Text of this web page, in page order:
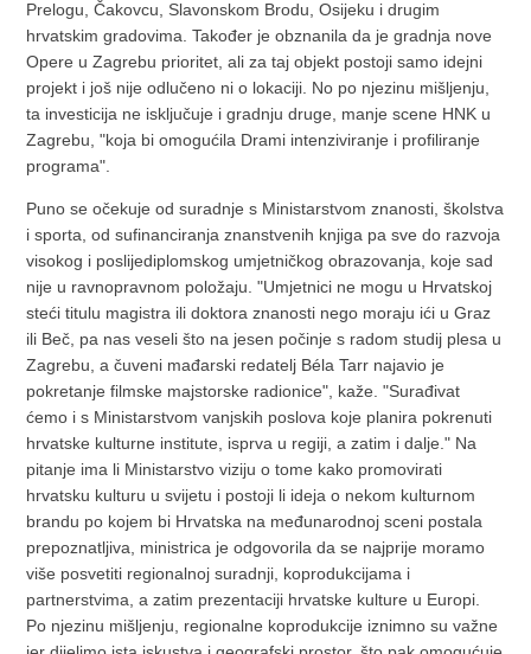
Prelogu, Čakovcu, Slavonskom Brodu, Osijeku i drugim
hrvatskim gradovima. Također je obznanila da je gradnja nove
Opere u Zagrebu prioritet, ali za taj objekt postoji samo idejni
projekt i još nije odlučeno ni o lokaciji. No po njezinu mišljenju,
ta investicija ne isključuje i gradnju druge, manje scene HNK u
Zagrebu, "koja bi omogućila Drami intenziviranje i profiliranje
programa".
Puno se očekuje od suradnje s Ministarstvom znanosti, školstva
i sporta, od sufinanciranja znanstvenih knjiga pa sve do razvoja
visokog i poslijediplomskog umjetničkog obrazovanja, koje sad
nije u ravnopravnom položaju. "Umjetnici ne mogu u Hrvatskoj
steći titulu magistra ili doktora znanosti nego moraju ići u Graz
ili Beč, pa nas veseli što na jesen počinje s radom studij plesa u
Zagrebu, a čuveni mađarski redatelj Béla Tarr najavio je
pokretanje filmske majstorske radionice", kaže. "Surađivat
ćemo i s Ministarstvom vanjskih poslova koje planira pokrenuti
hrvatske kulturne institute, isprva u regiji, a zatim i dalje." Na
pitanje ima li Ministarstvo viziju o tome kako promovirati
hrvatsku kulturu u svijetu i postoji li ideja o nekom kulturnom
brandu po kojem bi Hrvatska na međunarodnoj sceni postala
prepoznatljiva, ministrica je odgovorila da se najprije moramo
više posvetiti regionalnoj suradnji, koprodukcijama i
partnerstvima, a zatim prezentaciji hrvatske kulture u Europi.
Po njezinu mišljenju, regionalne koprodukcije iznimno su važne